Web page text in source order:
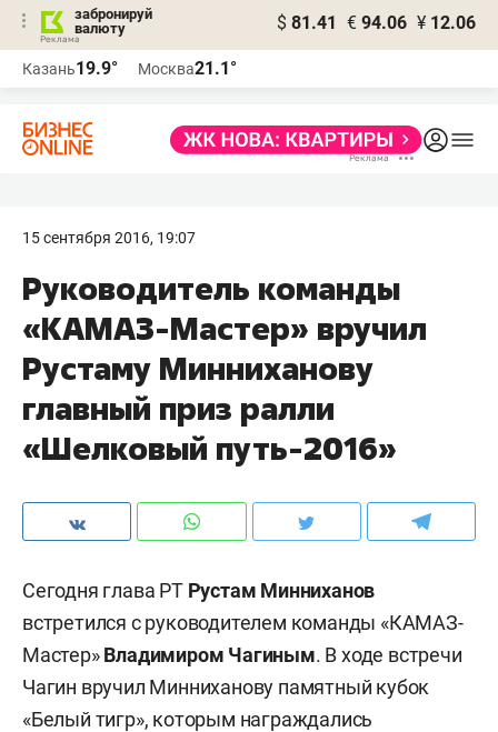
забронируй
валюту
$ 81.41 € 94.06 ¥ 12.06
Казань19.9° Москва21.1°
15 сентября 2016, 19:07
Руководитель команды
«КАМАЗ-Мастер» вручил
Рустаму Минниханову
главный приз ралли
«Шелковый путь-2016»
Сегодня глава РТ Рустам Минниханов
встретился с руководителем команды «КАМАЗ-
Мастер»Владимиром Чагиным. В ходе встречи
Чагин вручил Минниханову памятный кубок
«Белый тигр», которым награждались